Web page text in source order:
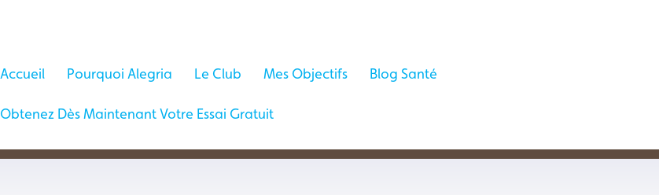
Accueil Pourquoi Alegria Le Club Mes Objectifs Blog Santé
Obtenez Dès Maintenant Votre Essai Gratuit